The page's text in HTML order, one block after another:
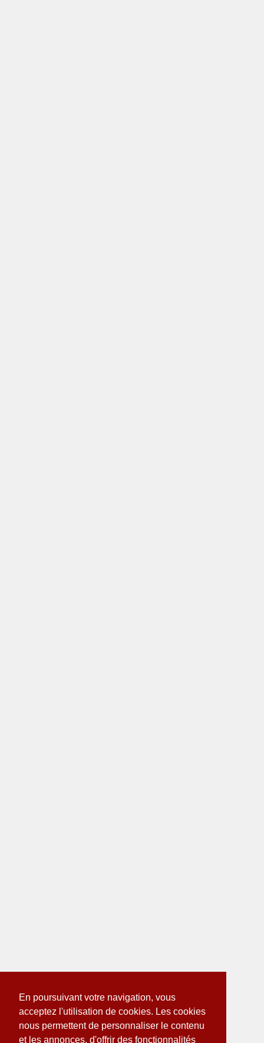
En poursuivant votre navigation, vous
acceptez l'utilisation de cookies. Les cookies
nous permettent de personnaliser le contenu
et les annonces, d'offrir des fonctionnalités